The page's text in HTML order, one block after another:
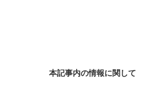
本記事内の情報に関して